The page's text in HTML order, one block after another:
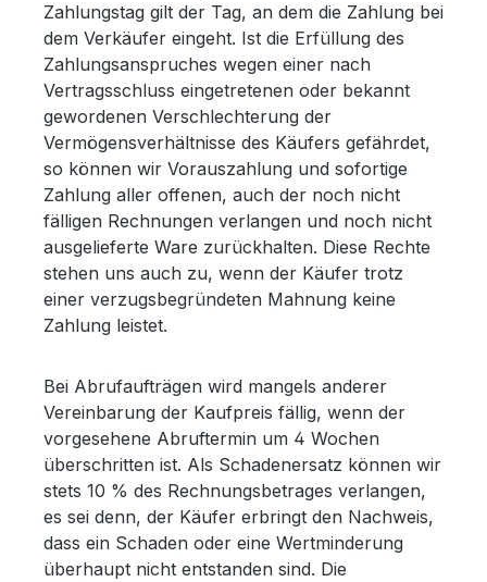
Zahlungstag gilt der Tag, an dem die Zahlung bei
dem Verkäufer eingeht. Ist die Erfüllung des
Zahlungsanspruches wegen einer nach
Vertragsschluss eingetretenen oder bekannt
gewordenen Verschlechterung der
Vermögensverhältnisse des Käufers gefährdet,
so können wir Vorauszahlung und sofortige
Zahlung aller offenen, auch der noch nicht
fälligen Rechnungen verlangen und noch nicht
ausgelieferte Ware zurückhalten. Diese Rechte
stehen uns auch zu, wenn der Käufer trotz
einer verzugsbegründeten Mahnung keine
Zahlung leistet.
Bei Abrufaufträgen wird mangels anderer
Vereinbarung der Kaufpreis fällig, wenn der
vorgesehene Abruftermin um 4 Wochen
überschritten ist. Als Schadenersatz können wir
stets 10 % des Rechnungsbetrages verlangen,
es sei denn, der Käufer erbringt den Nachweis,
dass ein Schaden oder eine Wertminderung
überhaupt nicht entstanden sind. Die